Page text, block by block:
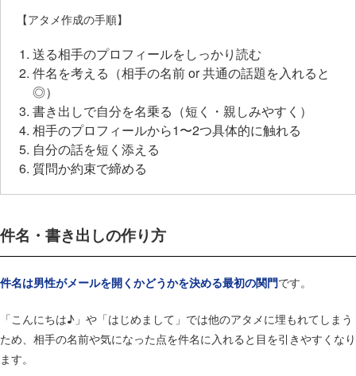
【アタメ作成の手順】
送る相手のプロフィールをしっかり読む
件名を考える（相手の名前 or 共通の話題を入れると
◎）
書き出しで自分を名乗る（短く・親しみやすく）
相手のプロフィールから1〜2つ具体的に触れる
自分の話を短く添える
質問か約束で締める
件名・書き出しの作り方
件名は男性がメールを開くかどうかを決める最初の関門です。
「こんにちは♪」や「はじめまして」では他のアタメに埋もれてしまう
ため、相手の名前や気になった点を件名に入れると目を引きやすくなり
ます。